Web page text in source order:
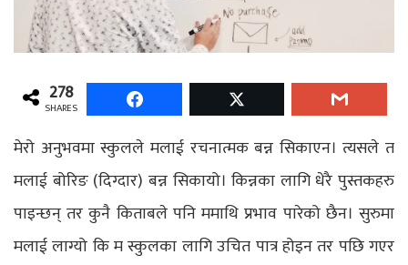
278
SHARES
मेरो अनुभवमा स्कुलले मलाई रचनात्मक बन्न सिकाएन। त्यसले त
मलाई बोरिङ (दिग्दार) बन्न सिकायो। किन्नका लागि धेरै पुस्तकहरु
पाइन्छन् तर कुनै किताबले पनि ममाथि प्रभाव पारेको छैन। सुरुमा
मलाई लाग्यो कि म स्कुलका लागि उचित पात्र होइन तर पछि गएर